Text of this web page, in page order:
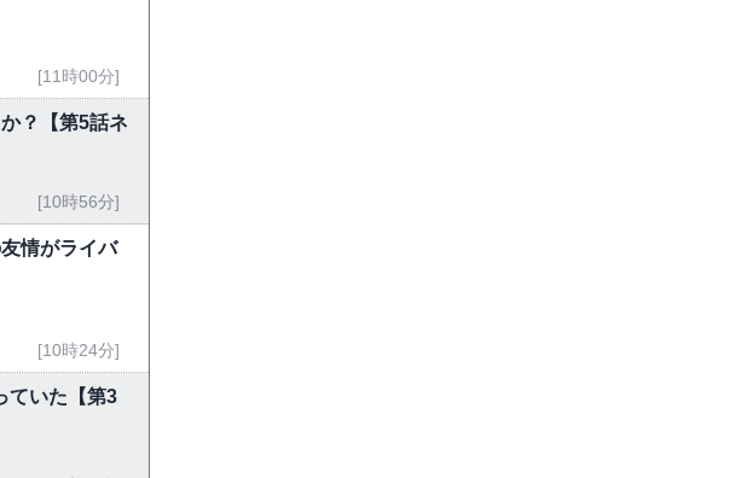
[11時00分]
？【第5話ネ
[10時56分]
情がライバ
[10時24分]
ていた【第3